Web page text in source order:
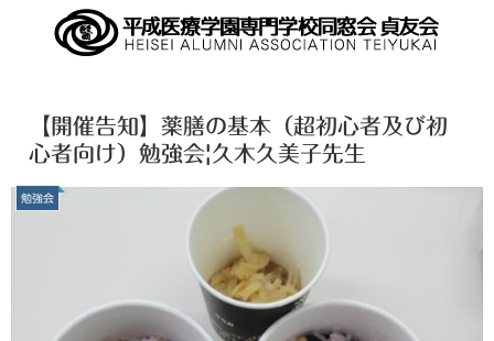
【開催告知】薬膳の基本（超初心者及び初
心者向け）勉強会|久木久美子先生
勉強会